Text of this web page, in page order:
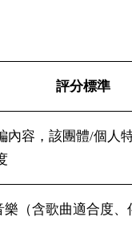
評分標準
內容，該團體/個人
樂（含歌曲適合度、